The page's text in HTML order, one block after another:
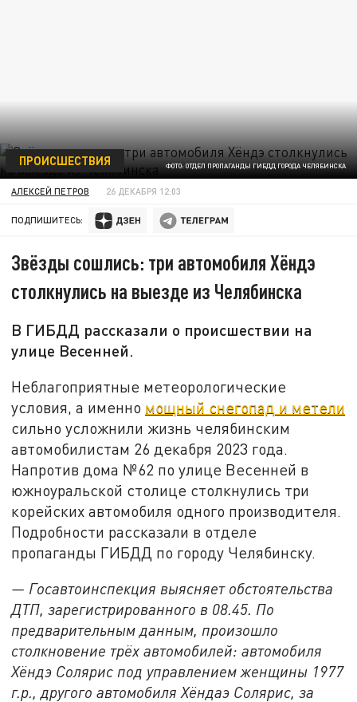
ФОТО: ОТДЕЛ ПРОПАГАНДЫ ГИБДД ГОРОДА ЧЕЛЯБИНСКА
ПРОИСШЕСТВИЯ
АЛЕКСЕЙ ПЕТРОВ 26 ДЕКАБРЯ 12:03
ПОДПИШИТЕСЬ:
Звёзды сошлись: три автомобиля Хёндэ
столкнулись на выезде из Челябинска
В ГИБДД рассказали о происшествии на
улице Весенней.
Неблагоприятные метеорологические
условия, а именно мощный снегопад и метели
сильно усложнили жизнь челябинским
автомобилистам 26 декабря 2023 года.
Напротив дома №62 по улице Весенней в
южноуральской столице столкнулись три
корейских автомобиля одного производителя.
Подробности рассказали в отделе
пропаганды ГИБДД по городу Челябинску.
— Госавтоинспекция выясняет обстоятельства
ДТП, зарегистрированного в 08.45. По
предварительным данным, произошло
столкновение трёх автомобилей: автомобиля
Хёндэ Солярис под управлением женщины 1977
г.р., другого автомобиля Хёндаэ Солярис, за